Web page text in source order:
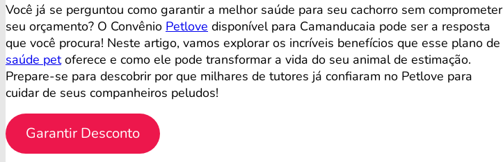
Você já se perguntou como garantir a melhor saúde para seu cachorro sem comprometer
seu orçamento? O Convênio Petlove disponível para Camanducaia pode ser a resposta
que você procura! Neste artigo, vamos explorar os incríveis benefícios que esse plano de
saúde petoferece e como ele pode transformar a vida do seu animal de estimação.
Prepare-se para descobrir por que milhares de tutores já confiaram no Petlove para
cuidar de seus companheiros peludos!
Garantir Desconto